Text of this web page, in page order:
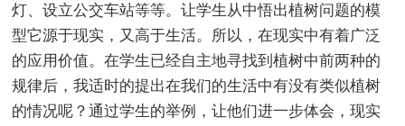
灯、设立公交车站等等。让学生从中悟出植树问题的模
型它源于现实，又高于生活。所以，在现实中有着广泛
的应用价值。在学生已经自主地寻找到植树中前两种的
规律后，我适时的提出在我们的生活中有没有类似植树
的情况呢？通过学生的举例，让他们进一步体会，现实